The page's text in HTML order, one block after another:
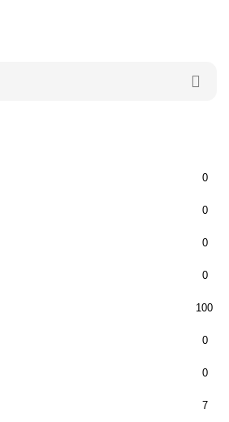
0
0
0
0
100
0
0
7